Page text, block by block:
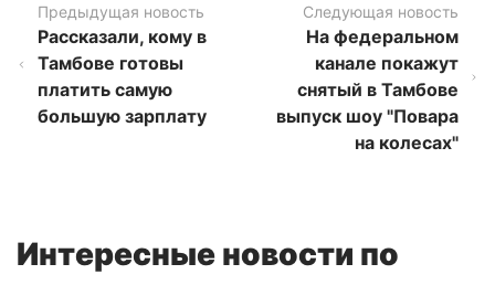
Предыдущая новость
Рассказали, кому в
Тамбове готовы
платить самую
большую зарплату
Следующая новость
На федеральном
канале покажут
снятый в Тамбове
выпуск шоу "Повара
на колесах"
Интересные новости по